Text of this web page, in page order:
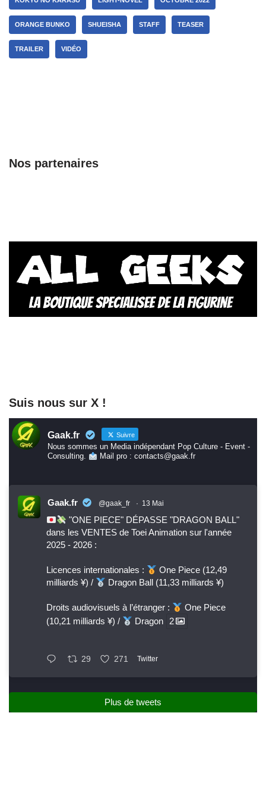
ORANGE BUNKO SHUEISHA STAFF TEASER
TRAILER VIDÉO
Nos partenaires
Suis nous sur X !
Gaak.fr Suivre
Nous sommes un Media indépendant Pop Culture - Event -
Consulting.
Mail pro : contacts@gaak.fr
Gaak.fr @gaak_fr · 13 Mai
"ONE PIECE" DÉPASSE "DRAGON BALL"
dans les VENTES de Toei Animation sur l'année
2025 - 2026 :
Licences internationales :
One Piece (12,49
milliards ¥) /
Dragon Ball (11,33 milliards ¥)
Droits audiovisuels à l’étranger :
One Piece
(10,21 milliards ¥) /
Dragon 2
29 271 Twitter
Plus de tweets